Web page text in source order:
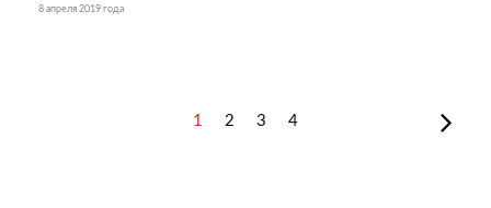
8 апреля 2019 года
1 2 3 4